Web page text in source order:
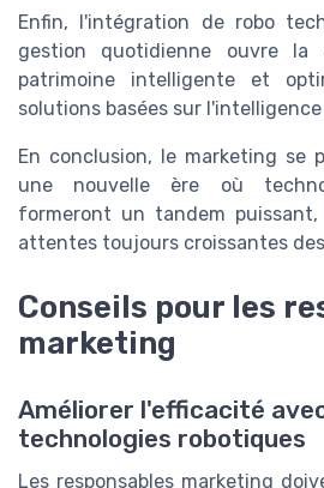
Enfin, l'intégration de robo
gestion quotidienne ouvre
patrimoine intelligente et
solutions basées sur
En conclusion, le marketing se
une nouvelle ère où
formeront un tandem
attentes toujours croissantes
Conseils pour les
marketing
Améliorer l'efficacité
technologies robotiques
Les responsables marketing